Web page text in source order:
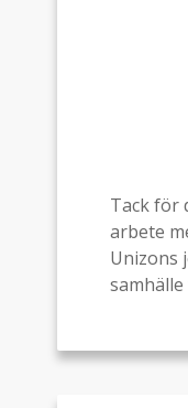
Tack för
arbete
Unizons